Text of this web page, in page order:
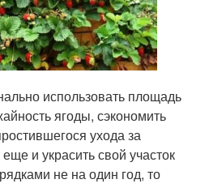
использовать площадь
ягоды, сэкономить
ухода за
и украсить свой участок
не на один год, то